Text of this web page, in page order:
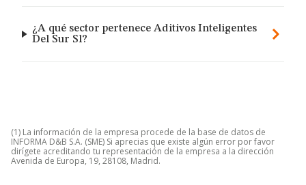
¿A qué sector pertenece Aditivos Inteligentes
Del Sur Sl?
(1) La información de la empresa procede de la base de datos de
INFORMA D&B S.A. (SME) Si aprecias que existe algún error por favor
dirígete acreditando tu representación de la empresa a la dirección
Avenida de Europa, 19, 28108, Madrid.